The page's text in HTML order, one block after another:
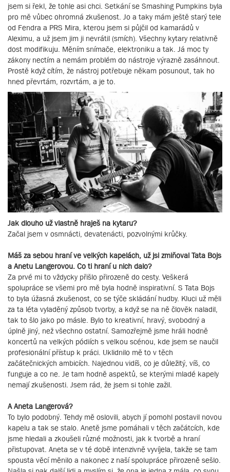
jsem si řekl, že tohle asi chci. Setkání se Smashing Pumpkins byla
pro mě vůbec ohromná zkušenost. Jo a taky mám ještě starý tele
od Fendra a PRS Mira, kterou jsem si půjčil od kamarádů v
Aleximu, a už jsem jim ji nevrátil (smích). Všechny kytary relativně
dost modifikuju. Měním snímače, elektroniku a tak. Já moc ty
zákony nectím a nemám problém do nástroje výrazně zasáhnout.
Prostě když cítím, že nástroj potřebuje někam posunout, tak ho
hned převrtám, rozvrtám, a je to.
Jak dlouho už vlastně hraješ na kytaru?
Začal jsem v osmnácti, devatenácti, pozvolnými krůčky.
Máš za sebou hraní ve velkých kapelách, už jsi zmiňoval Tata Bojs
a Anetu Langerovou. Co ti hraní u nich dalo?
Za prvé mi to vždycky přišlo přirozeně do cesty. Veškerá
spolupráce se všemi pro mě byla hodně inspirativní. S Tata Bojs
to byla úžasná zkušenost, co se týče skládání hudby. Kluci už měli
za ta léta vyladěný způsob tvorby, a když se na ně člověk naladil,
tak to šlo jako po másle. Bylo to kreativní, hravý, svobodný a
úplně jiný, než všechno ostatní. Samozřejmě jsme hráli hodně
koncertů na velkých pódiích s velkou scénou, kde jsem se naučil
profesionální přístup k práci. Uklidnilo mě to v těch
začátečnických ambicích. Najednou vidíš, co je důležitý, víš, co
funguje a co ne. Je tam hodně aspektů, se kterými mladé kapely
nemají zkušenosti. Jsem rád, že jsem si tohle zažil.
A Aneta Langerová?
To bylo podobný. Tehdy mě oslovili, abych jí pomohl postavil novou
kapelu a tak se stalo. Anetě jsme pomáhali v těch začátcích, kde
jsme hledali a zkoušeli různé možnosti, jak k tvorbě a hraní
přistupovat. Aneta se v té době intenzivně vyvíjela, takže se tam
spousta věcí měnilo a nakonec z naší spolupráce přirozeně sešlo.